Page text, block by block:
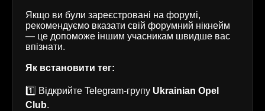
Якщо ви були зареєстровані на форумі,
рекомендуємо вказати свій форумний нікнейм
— це допоможе іншим учасникам швидше вас
впізнати.
Як встановити тег:
1️⃣ Відкрийте Telegram-групу Ukrainian Opel
Club.